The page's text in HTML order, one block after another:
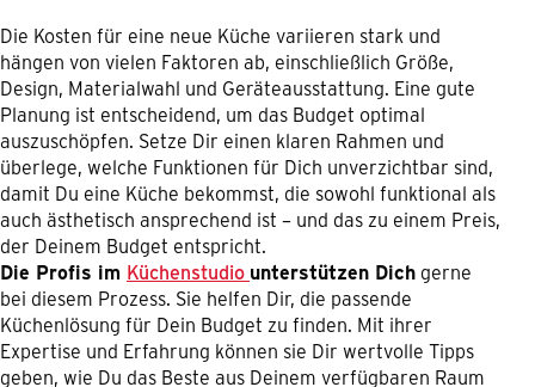
Die Kosten für eine neue Küche variieren stark und
hängen von vielen Faktoren ab, einschließlich Größe,
Design, Materialwahl und Geräteausstattung. Eine gute
Planung ist entscheidend, um das Budget optimal
auszuschöpfen. Setze Dir einen klaren Rahmen und
überlege, welche Funktionen für Dich unverzichtbar sind,
damit Du eine Küche bekommst, die sowohl funktional als
auch ästhetisch ansprechend ist – und das zu einem Preis,
der Deinem Budget entspricht.
Die Profis im Küchenstudio unterstützen Dichgerne
bei diesem Prozess. Sie helfen Dir, die passende
Küchenlösung für Dein Budget zu finden. Mit ihrer
Expertise und Erfahrung können sie Dir wertvolle Tipps
geben, wie Du das Beste aus Deinem verfügbaren Raum